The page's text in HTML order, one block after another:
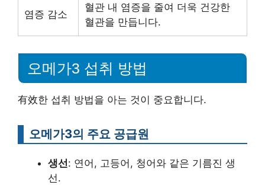
염증 감소
혈관 내 염증을 줄여 더욱 건강한
혈관을 만듭니다.
오메가3 섭취 방법
有效한 섭취 방법을 아는 것이 중요합니다.
오메가3의 주요 공급원
생선: 연어, 고등어, 청어와 같은 기름진 생
선.